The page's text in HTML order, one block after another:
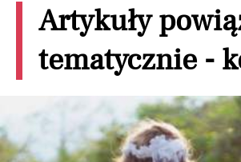
Artykuły
tematycznie -